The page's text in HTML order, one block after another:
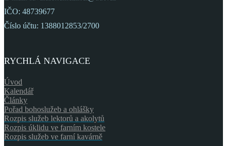
IČO: 48739677
Číslo účtu: 1388012853/2700
RYCHLÁ NAVIGACE
Úvod
Kalendář
Články
Pořad bohoslužeb a ohlášky
Rozpis služeb lektorů a akolytů
Rozpis úklidu ve farním kostele
Rozpis služeb ve farní kavárně